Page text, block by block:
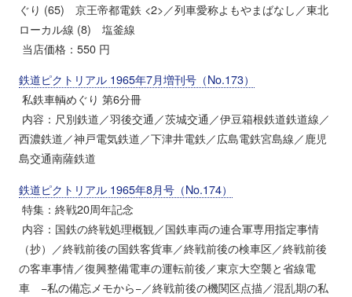
ぐり (65) 京王帝都電鉄 <2>／列車愛称よもやまばなし／東北
ローカル線 (8) 塩釜線
当店価格：550 円
鉄道ピクトリアル 1965年7月増刊号（No.173）
私鉄車輌めぐり 第6分冊
内容：尺別鉄道／羽後交通／茨城交通／伊豆箱根鉄道鉄道線／
西濃鉄道／神戸電気鉄道／下津井電鉄／広島電鉄宮島線／鹿児
島交通南薩鉄道
鉄道ピクトリアル 1965年8月号（No.174）
特集：終戦20周年記念
内容：国鉄の終戦処理概観／国鉄車両の連合軍専用指定事情
（抄）／終戦前後の国鉄客貨車／終戦前後の検車区／終戦前後
の客車事情／復興整備電車の運転前後／東京大空襲と省線電
車 −私の備忘メモから−／終戦前後の機関区点描／混乱期の私